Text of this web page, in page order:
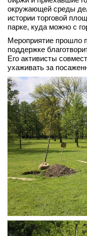
окружающей среды
истории торговой
парке, куда можно с
Мероприятие прошло
поддержке
Его активисты
ухаживать за